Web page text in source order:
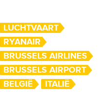
LUCHTVAART
RYANAIR
BRUSSELS AIRLINES
BRUSSELS AIRPORT
BELGIË
ITALIË